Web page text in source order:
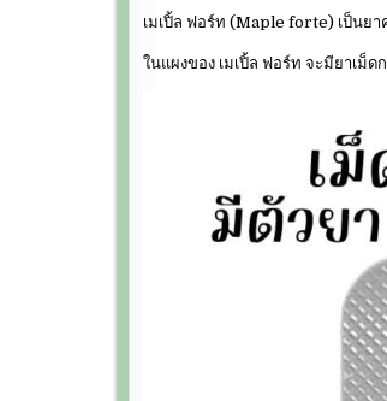
เมเปิ้ล ฟอร์ท (Maple forte) เป็นย
ในแผงของ เมเปิ้ล ฟอร์ท จะมียาเม็